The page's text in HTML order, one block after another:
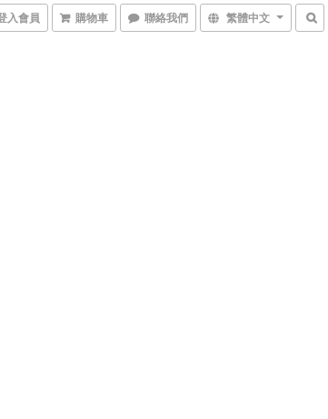
入會員 購物車 聯絡我們 繁體中文